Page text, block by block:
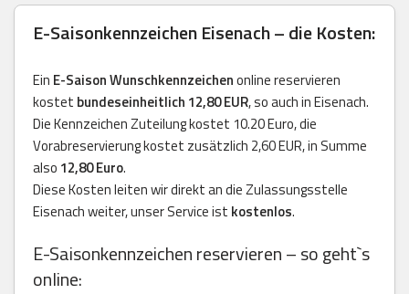
E-Saisonkennzeichen Eisenach – die Kosten:
Ein E-Saison Wunschkennzeichenonline reservieren
kostet bundeseinheitlich 12,80 EUR, so auch in Eisenach.
Die Kennzeichen Zuteilung kostet 10.20 Euro, die
Vorabreservierung kostet zusätzlich 2,60 EUR, in Summe
also 12,80 Euro.
Diese Kosten leiten wir direkt an die Zulassungsstelle
Eisenach weiter, unser Service ist kostenlos.
E-Saisonkennzeichen reservieren – so geht`s
online: